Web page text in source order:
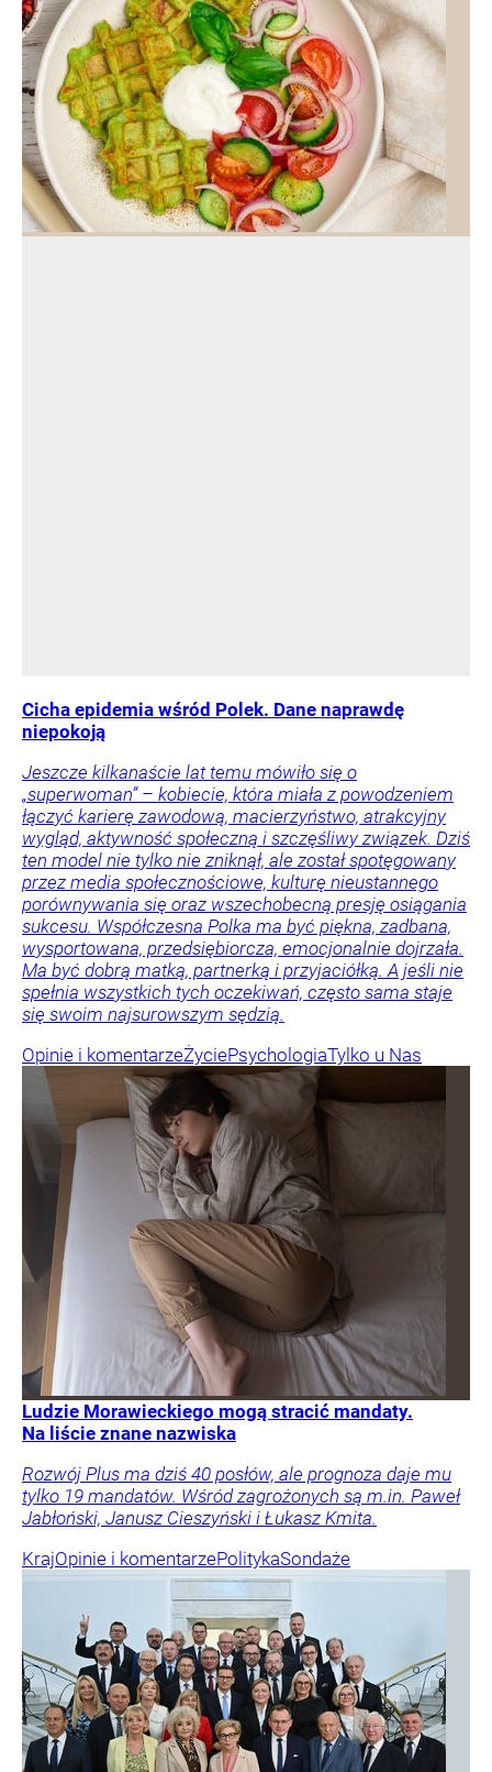
Cicha epidemia wśród Polek. Dane naprawdę
niepokoją
Jeszcze kilkanaście lat temu mówiło się o
„superwoman” – kobiecie, która miała z powodzeniem
łączyć karierę zawodową, macierzyństwo, atrakcyjny
wygląd, aktywność społeczną i szczęśliwy związek. Dziś
ten model nie tylko nie zniknął, ale został spotęgowany
przez media społecznościowe, kulturę nieustannego
porównywania się oraz wszechobecną presję osiągania
sukcesu. Współczesna Polka ma być piękna, zadbana,
wysportowana, przedsiębiorcza, emocjonalnie dojrzała.
Ma być dobrą matką, partnerką i przyjaciółką. A jeśli nie
spełnia wszystkich tych oczekiwań, często sama staje
się swoim najsurowszym sędzią.
Opinie i komentarzeŻyciePsychologiaTylko u Nas
Ludzie Morawieckiego mogą stracić mandaty.
Na liście znane nazwiska
Rozwój Plus ma dziś 40 posłów, ale prognoza daje mu
tylko 19 mandatów. Wśród zagrożonych są m.in. Paweł
Jabłoński, Janusz Cieszyński i Łukasz Kmita.
KrajOpinie i komentarzePolitykaSondaże